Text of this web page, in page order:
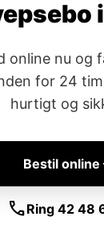
online nu og
for 24
hurtigt og
Bestil online
callRing 42 48